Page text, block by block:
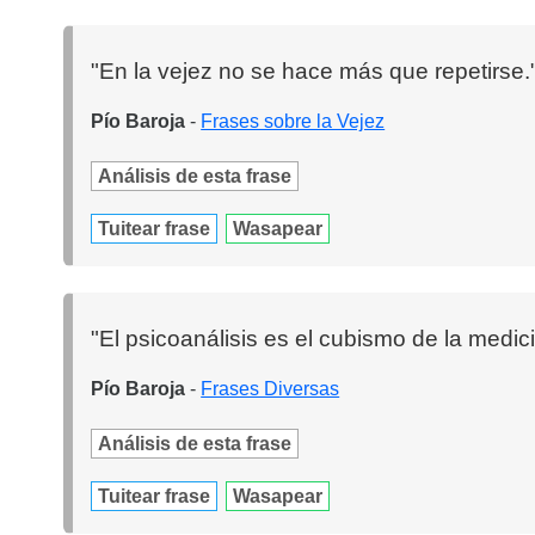
"En la vejez no se hace más que
Pío Baroja - Frases sobre la Vejez
Análisis de esta frase
Tuitear frase Wasapear
"El psicoanálisis es el cubismo de la
Pío Baroja - Frases Diversas
Análisis de esta frase
Tuitear frase Wasapear